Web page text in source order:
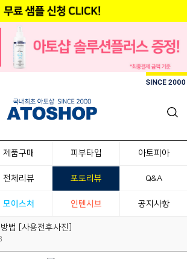
제품구매 피부타입 아토피아
전체리뷰 포토리뷰 Q&A
모이스처 인텐시브 공지사항
법 [사용전후사진]